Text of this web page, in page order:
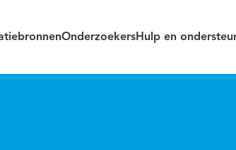
OnderzoekersHulp en